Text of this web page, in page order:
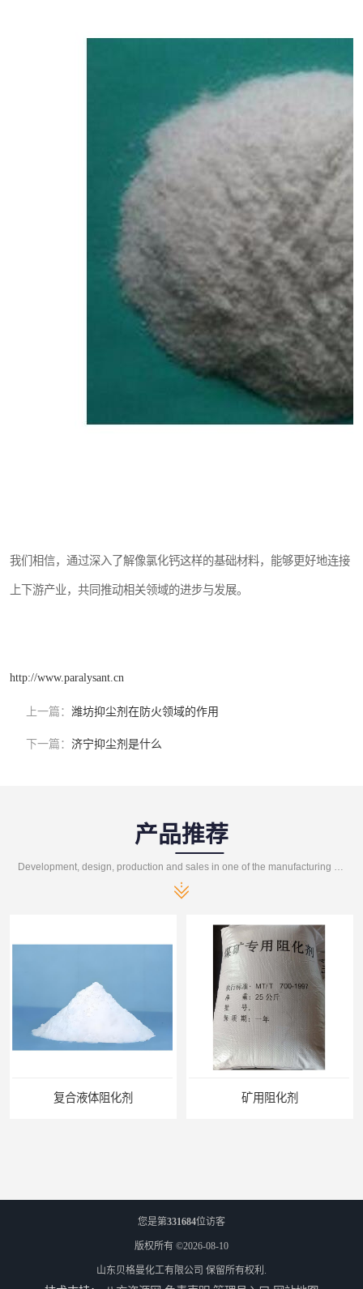
我们相信，通过深入了解像氯化钙这样的基础材料，能够更好地连接
上下游产业，共同推动相关领域的进步与发展。
http://www.paralysant.cn
上一篇： 潍坊抑尘剂在防火领域的作用
下一篇： 济宁抑尘剂是什么
产品推荐
Development, design, production and sales in one of the manufacturing enterprises
复合液体阻化剂 矿用阻化剂
您是第331684位访客
版权所有 ©2026-08-10
山东贝格曼化工有限公司 保留所有权利.